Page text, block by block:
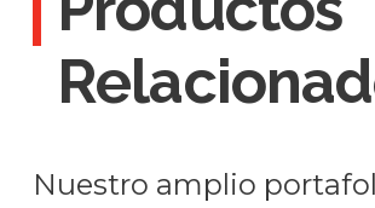
Nuestro amplio